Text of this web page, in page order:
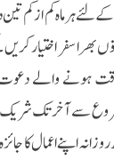
لئے ہرماہ کم از کم
سفر اختیار کریں
ہونے والے دعوت
سے آخر تک شریک
اپنے اعمال کا